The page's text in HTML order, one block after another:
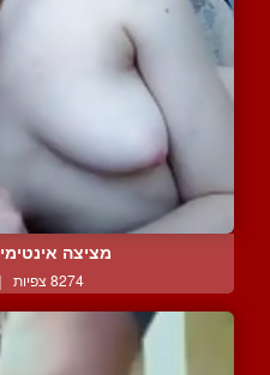
מציצה
8274 צפיות |